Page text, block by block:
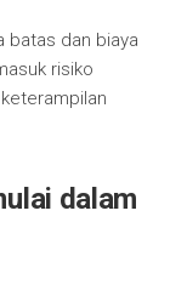
batas dan biaya
risiko
dalam